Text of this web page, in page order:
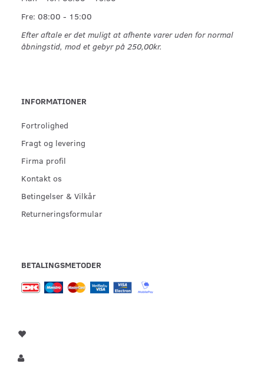
Fre: 08:00 - 15:00
Efter aftale er det muligt at afhente varer uden for normal
åbningstid, mod et gebyr på 250,00kr.
INFORMATIONER
Fortrolighed
Fragt og levering
Firma profil
Kontakt os
Betingelser & Vilkår
Returneringsformular
BETALINGSMETODER